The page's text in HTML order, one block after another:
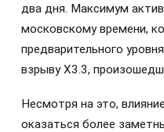
два дня. Максимум
московскому времени,
предварительного
взрыву X3.3,
Несмотря на это,
оказаться более